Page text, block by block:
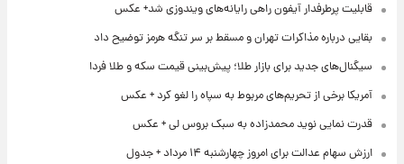
قابلیت پرطرفدار آیفون راهی رایانه‌های ویندوزی شد+ عکس
بقایی درباره مذاکرات تهران و مسقط بر سر تنگه هرمز توضیح داد
سیگنال‌های جدید برای بازار طلا؛ پیش‌بینی قیمت سکه و طلا فردا
آمریکا برخی از تحریم‌های مربوط به سپاه را لغو کرد + عکس
قدرت نمایی نوید محمدزاده به سبک بروس لی + عکس
ارزش سهام عدالت برای امروز چهارشنبه ۱۴ مرداد + جدول